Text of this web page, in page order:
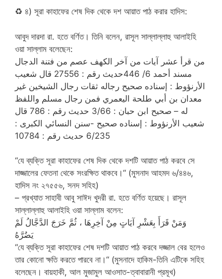
♻ ৪) সূরা কাহাফের শেষ দিক থেকে দশ আয়াত পাঠ করার হাদিস:
আবুদ দারদা রা. হতে বর্ণিত। তিনি বলেন, রাসূল সাল্লাল্লাহু আলাইহি
ওয়া সাল্লাম বলেছেন:
من قرأ عشر آيات من آخر الكهف عصم من فتنة الدجال
مسند أحمد 6/ 446حديث رقم : 27556 قال شعيب
الأرنؤوط : إسناده صحيح رجاله ثقات رجال الشيخين غير
معدان بن أبي طلحة اليعمري فمن رجال مسلم واللفظ
له – صحيح ابن حبان : 3/66 حديث رقم : 786 قال
شعيب الأرنؤوط : إسناده صحيح -سنن النسائي الكبرى :
6/235 حديث رقم : 10784
“যে ব্যক্তি সূরা কাহাফের শেষ দিক থেকে দশটি আয়াত পাঠ করবে সে
দাজ্জালের ফেতনা থেকে সংরক্ষিত থাকবে।“ (মুসনাদ আহমদ ৬/৪৪৬,
হাদিস নং ২৭৫৫৬, সনদ সহিহ)
– প্রখ্যাত সাহাবী আবু সাঈদ খুদরী রা. হতে বর্ণিত হয়েছে। রাসূল
সাল্লাল্লাহু আলাইহি ওয়া সাল্লাম বলেন:
وَمَنْ قَرَأَ بِعَشْرِ آيَاتٍ مِنْ آخِرِهَا ، ثُمَّ خَرَجَ الدَّجَّالُ لَمْ
يَضُرَّهُ
“যে ব্যক্তি সূরা কাহাফের শেষ দশটি আয়াত পাঠ করবে দজ্জাল বের হলেও
তার কোনো ক্ষতি করতে পারবে না।“ (মুসনাদে হাকিম-তিনি এটিকে সহিহ
বলেছেন। বায়হাকী, আল মুজামুল আওসাত-ত্বাবারানী প্রমূখ)